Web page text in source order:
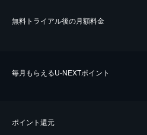
無料トライアル後の⽉額料金
毎⽉もらえるU-NEXTポイント
ポイント還元